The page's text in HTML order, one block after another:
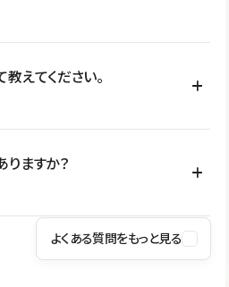
活用して更新範囲を設計しておく
状態で運用できます。 さらにコン
ずに更新作業を進めやすくなりま
えてください。
ビスを安全に利用できるよう、通信
セス管理、脆弱性対策など、複数の観
に対応しており、悪質なスクリプトの
りますか？
ヘルプセンターでご確認いただけま
よくある質問をもっと見る